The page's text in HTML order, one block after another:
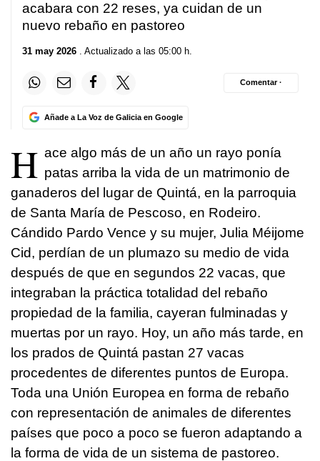
acabara con 22 reses, ya cuidan de un
nuevo rebaño en pastoreo
31 may 2026 . Actualizado a las 05:00 h.
Añade a La Voz de Galicia en Google
Comentar ·
H ace algo más de un año un rayo ponía
patas arriba la vida de un matrimonio de
ganaderos del lugar de Quintá, en la parroquia
de Santa María de Pescoso, en Rodeiro.
Cándido Pardo Vence y su mujer, Julia Méijome
Cid, perdían de un plumazo su medio de vida
después de que en segundos 22 vacas, que
integraban la práctica totalidad del rebaño
propiedad de la familia, cayeran fulminadas y
muertas por un rayo. Hoy, un año más tarde, en
los prados de Quintá pastan 27 vacas
procedentes de diferentes puntos de Europa.
Toda una Unión Europea en forma de rebaño
con representación de animales de diferentes
países que poco a poco se fueron adaptando a
la forma de vida de un sistema de pastoreo.